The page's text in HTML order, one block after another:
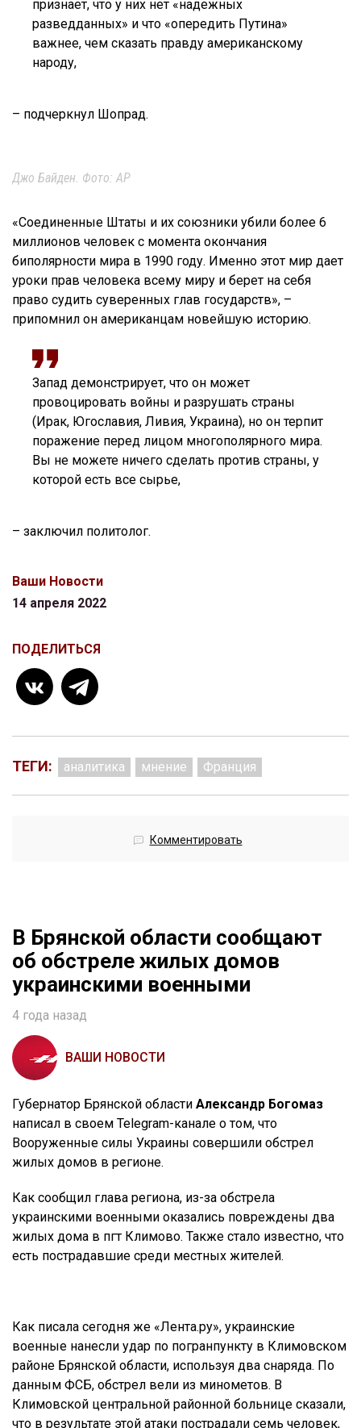
признает, что у них нет «надежных
разведданных» и что «опередить Путина»
важнее, чем сказать правду американскому
народу,
– подчеркнул Шопрад.
Джо Байден. Фото: AP
«Соединенные Штаты и их союзники убили более 6
миллионов человек с момента окончания
биполярности мира в 1990 году. Именно этот мир дает
уроки прав человека всему миру и берет на себя
право судить суверенных глав государств», –
припомнил он американцам новейшую историю.
Запад демонстрирует, что он может
провоцировать войны и разрушать страны
(Ирак, Югославия, Ливия, Украина), но он терпит
поражение перед лицом многополярного мира.
Вы не можете ничего сделать против страны, у
которой есть все сырье,
– заключил политолог.
Ваши Новости
14 апреля 2022
ПОДЕЛИТЬСЯ
ТЕГИ: аналитика мнение Франция
Комментировать
В Брянской области сообщают
об обстреле жилых домов
украинскими военными
4 года назад
ВАШИ НОВОСТИ
Губернатор Брянской области Александр Богомаз
написал в своем Telegram-канале о том, что
Вооруженные силы Украины совершили обстрел
жилых домов в регионе.
Как сообщил глава региона, из-за обстрела
украинскими военными оказались повреждены два
жилых дома в пгт Климово. Также стало известно, что
есть пострадавшие среди местных жителей.
Как писала сегодня же «Лента.ру», украинские
военные нанесли удар по погранпункту в Климовском
районе Брянской области, используя два снаряда. По
данным ФСБ, обстрел вели из минометов. В
Климовской центральной районной больнице сказали,
что в результате этой атаки пострадали семь человек,